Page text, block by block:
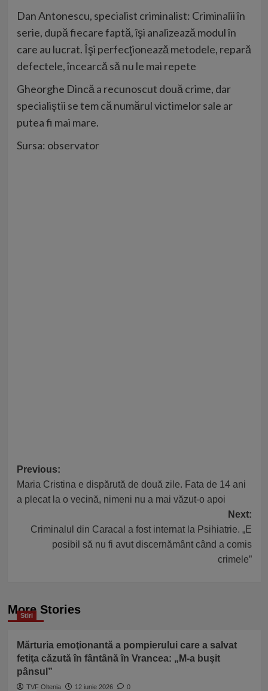
Dan Antonescu, specialist criminalist: Criminalii în
serie, după fiecare faptă, îşi analizează modul în
care au lucrat. Îşi perfecţionează metodele, repară
defectele, încearcă să nu le mai repete
Gheorghe Dincă a recunoscut două crime, dar
specialiştii se tem că numărul victimelor sale ar
putea fi mai mare.
Sursa: observator
Post
navigation
Previous:
Maria Cristina e dispărută de două zile. Fata de 14 ani
a plecat la o vecină, nimeni nu a mai văzut-o apoi
Next:
Criminalul din Caracal a fost internat la Psihiatrie. „E
posibil să nu fi avut discernământ când a comis
crimele”
More Stories
Stiri
Mărturia emoţionantă a pompierului care a salvat
fetiţa căzută în fântână în Vrancea: „M-a buşit
pânsul”
TVF Oltenia 12 iunie 2026
0